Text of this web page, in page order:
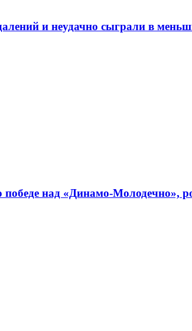
и неудачно сыграли в
над «Динамо-Молодечно»,